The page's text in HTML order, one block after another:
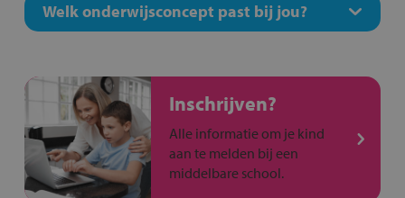
Welk onderwijsconcept past bij jou?
Inschrijven?
Alle informatie om je kind
aan te melden bij een
middelbare school.